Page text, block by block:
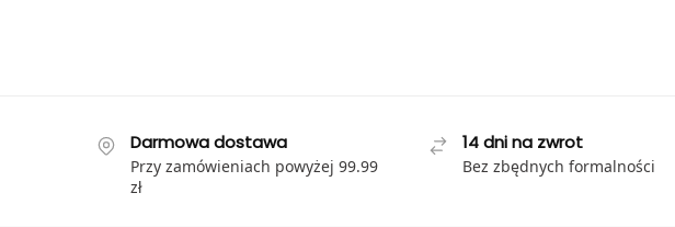
Darmowa dostawa
Przy zamówieniach powyżej 99.99
zł
14 dni na zwrot
Bez zbędnych formalności